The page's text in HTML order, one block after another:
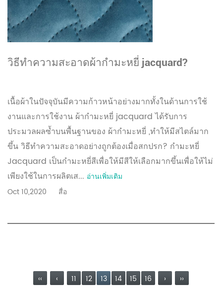
วิธีทำความสะอาดผ้ากำมะหยี่ jacquard?
เนื้อผ้าในปัจจุบันมีความก้าวหน้าอย่างมากทั้งในด้านการใช้
งานและการใช้งาน ผ้ากำมะหยี่ jacquard ได้รับการ
ประมวลผลซ้ำบนพื้นฐานของ ผ้ากำมะหยี่ ,ทำให้มีสไตล์มาก
ขึ้น วิธีทำความสะอาดอย่างถูกต้องเมื่อสกปรก? กำมะหยี่
Jacquard เป็นกำมะหยี่สีเพื่อให้มีสีให้เลือกมากขึ้นเพื่อให้ไม่
เพียงใช้ในการผลิตเส... อ่านเพิ่มเติม
Oct 10,2020
สื่อ
‹‹ ‹ 11 12 13 14 15 16 › ››